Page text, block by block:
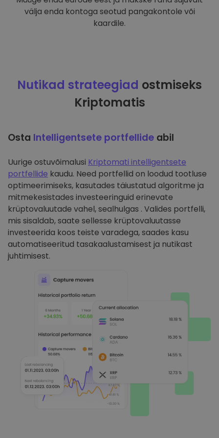
välja enda kontoga seotud pangakontole või
kaardile.
Nutikad strateegiad ostmiseks
Kriptomatis
Osta Intelligentsete portfellide abil
Uurige ostuvõimalusi Kriptomati intelligentsete
portfellide kaudu. Need portfellid on loodud tootluse
optimeerimiseks, kasutades täiustatud algoritme ja
mitmekesistades investeeringuid erinevate
krüptovaluutade vahel, sealhulgas . Valides portfelli,
mis sisaldab, saate sellesse krüptovaluutasse
investeerida koos teiste varadega, saades kasu
automatiseeritud tasakaalustamisest ja nutikast
juhtimisest.